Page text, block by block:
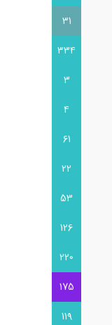
31
334
3
4
61
22
53
126
220
175
119